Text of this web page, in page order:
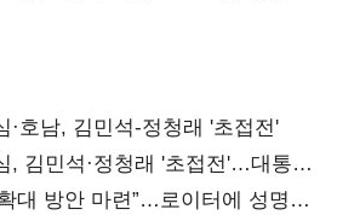
호남, 김민석-정청래 '초접전'
김민석·정청래 '초접전'…대통령
합)
대 방안 마련”…로이터에 성명